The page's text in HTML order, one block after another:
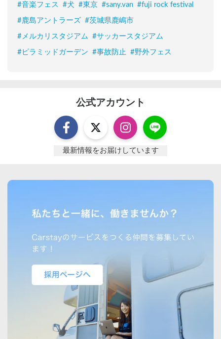
#音楽フェス #犬 #東京 #sany.van #fuji rock festival
#鹿島アントラーズ #茨城県鹿嶋市
#メルカリスタジアム #サッカースタジアム
#ピラミッドガーデン #事故防止 #野外フェス
公式アカウント
最新情報をお届けしています